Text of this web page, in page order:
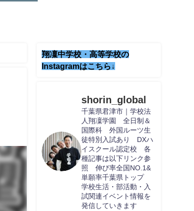
翔凜中学校・高等学校の
Instagramはこちら↓
shorin_global
千葉県君津市｜学校法
人翔凜学園 全日制＆
国際科 外国ルーツ生
徒特別入試あり DXハ
イスクール認定校 各
種記事は以下リンク参
照 伸び率全国NO.1&
単願率千葉県トップ
学校生活・部活動・入
試関連イベント情報を
発信していきます